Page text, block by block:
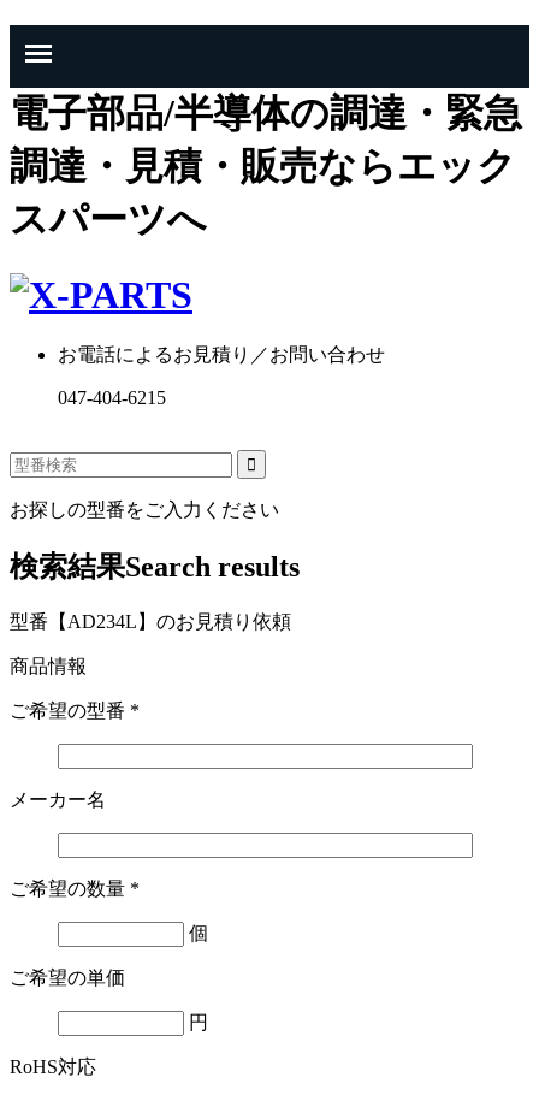
電子部品/半導体の調達・緊急
調達・見積・販売ならエック
スパーツへ
お電話によるお見積り／お問い合わせ
047-404-6215
お探しの型番をご入力ください
検索結果Search results
型番【AD234L】のお見積り依頼
商品情報
ご希望の型番 *
メーカー名
ご希望の数量 *
個
ご希望の単価
円
RoHS対応